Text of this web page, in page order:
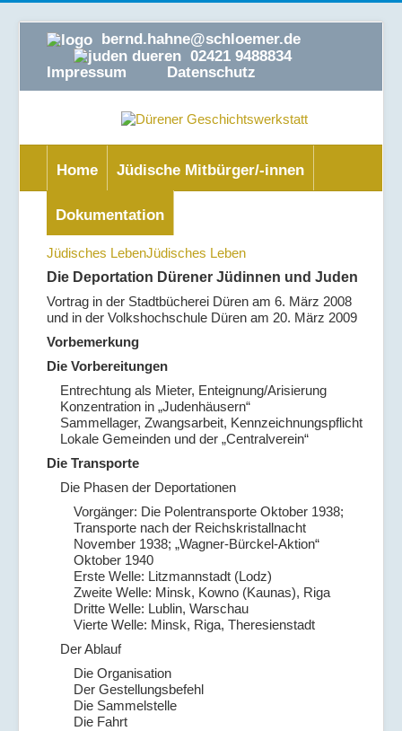
bernd.hahne@schloemer.de
02421 9488834
Impressum
Datenschutz
Home Jüdische Mitbürger/-innen
Dokumentation
Jüdisches LebenJüdisches Leben
Die Deportation Dürener Jüdinnen und Juden
Vortrag in der Stadtbücherei Düren am 6. März 2008
und in der Volkshochschule Düren am 20. März 2009
Vorbemerkung
Die Vorbereitungen
Entrechtung als Mieter, Enteignung/Arisierung
Konzentration in „Judenhäusern“
Sammellager, Zwangsarbeit, Kennzeichnungspflicht
Lokale Gemeinden und der „Centralverein“
Die Transporte
Die Phasen der Deportationen
Vorgänger: Die Polentransporte Oktober 1938;
Transporte nach der Reichskristallnacht
November 1938; „Wagner-Bürckel-Aktion“
Oktober 1940
Erste Welle: Litzmannstadt (Lodz)
Zweite Welle: Minsk, Kowno (Kaunas), Riga
Dritte Welle: Lublin, Warschau
Vierte Welle: Minsk, Riga, Theresienstadt
Der Ablauf
Die Organisation
Der Gestellungsbefehl
Die Sammelstelle
Die Fahrt